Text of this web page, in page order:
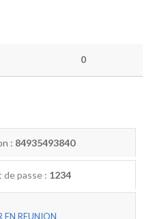
0
: 84935493840
de passe : 1234
EN REUNION